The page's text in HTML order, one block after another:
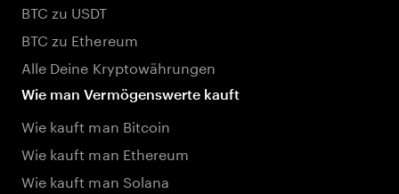
BTC zu USDT
BTC zu Ethereum
Alle Deine Kryptowährungen
Wie man Vermögenswerte kauft
Wie kauft man Bitcoin
Wie kauft man Ethereum
Wie kauft man Solana